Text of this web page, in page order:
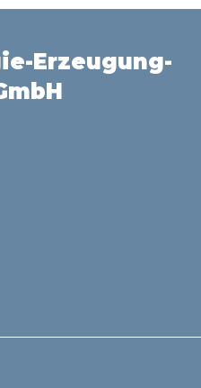
Erzeugung-